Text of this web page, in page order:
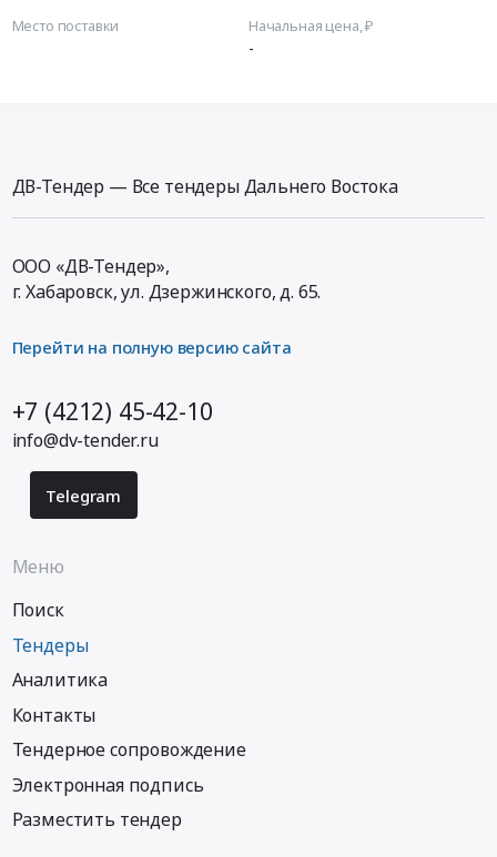
Место поставки Начальная цена, ₽
-
ДВ-Тендер — Все тендеры Дальнего Востока
ООО «ДВ-Тендер»,
г. Хабаровск,ул. Дзержинского, д. 65.
Перейти на полную версию сайта
+7 (4212) 45-42-10
info@dv-tender.ru
Telegram
Меню
Поиск
Тендеры
Аналитика
Контакты
Тендерное сопровождение
Электронная подпись
Разместить тендер